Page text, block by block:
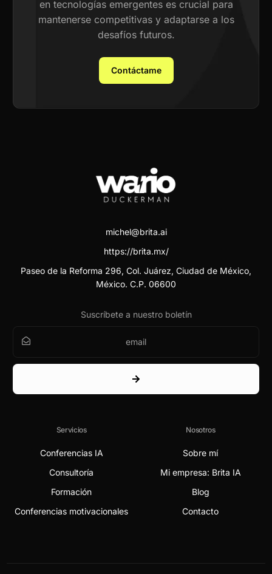
en tecnologías emergentes es crucial para
mantenerse competitivas y adaptarse a los
desafíos futuros.
Contáctame
michel@brita.ai
https://brita.mx/
Paseo de la Reforma 296, Col. Juárez, Ciudad de México,
México. C.P. 06600
Suscríbete a nuestro boletín
Servicios
Conferencias IA
Consultoría
Formación
Conferencias motivacionales
Nosotros
Sobre mí
Mi empresa: Brita IA
Blog
Contacto